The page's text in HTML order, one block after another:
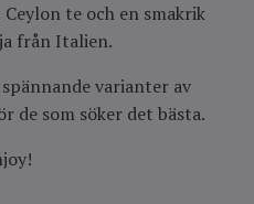
te och en smakrik
från Italien.
varianter av
de som söker det bästa.